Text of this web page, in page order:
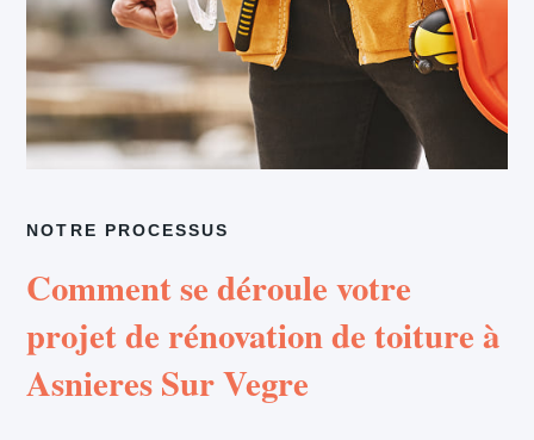
NOTRE PROCESSUS
Comment se déroule votre
projet de rénovation de toiture à
Asnieres Sur Vegre